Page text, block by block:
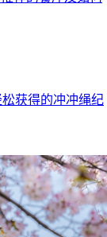
获得的冲冲绳纪